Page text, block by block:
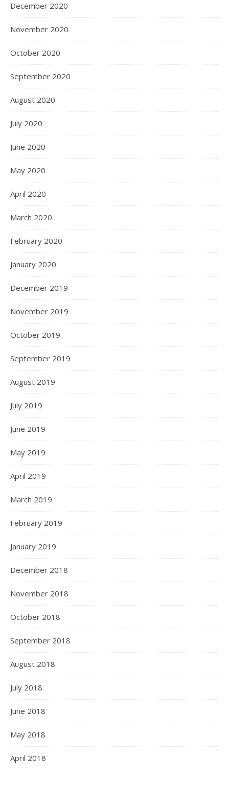
December 2020
November 2020
October 2020
September 2020
August 2020
July 2020
June 2020
May 2020
April 2020
March 2020
February 2020
January 2020
December 2019
November 2019
October 2019
September 2019
August 2019
July 2019
June 2019
May 2019
April 2019
March 2019
February 2019
January 2019
December 2018
November 2018
October 2018
September 2018
August 2018
July 2018
June 2018
May 2018
April 2018